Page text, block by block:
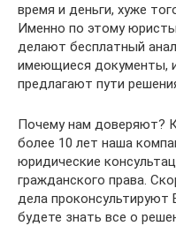
время и деньги, хуже
Именно по этому
делают бесплатный
имеющиеся документы,
предлагают пути
Почему нам доверяют?
более 10 лет наша
юридические
гражданского права.
дела проконсультируют
будете знать все о